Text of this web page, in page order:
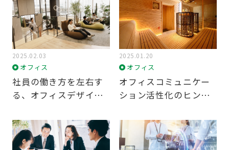
企業経営・その他
タグ
オフィス環境 オフィス移転
オフィス選び コミュニケーション
事例 オフィスデザイン
2025.02.03
オフィス
社員の働き方を左右す
る、オフィスデザイン
紐解く
2025.01.20
オフィス
オフィスコミュニケー
ション活性化のヒン
ナでコミュニケーショ
ン活性化を実現